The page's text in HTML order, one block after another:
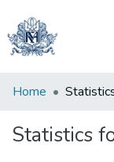
Communities
Collections
Home
Statistics